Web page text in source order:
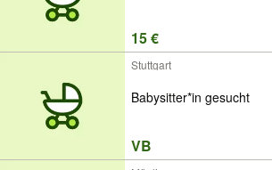
15 €
Stuttgart
Babysitter*in gesucht
VB